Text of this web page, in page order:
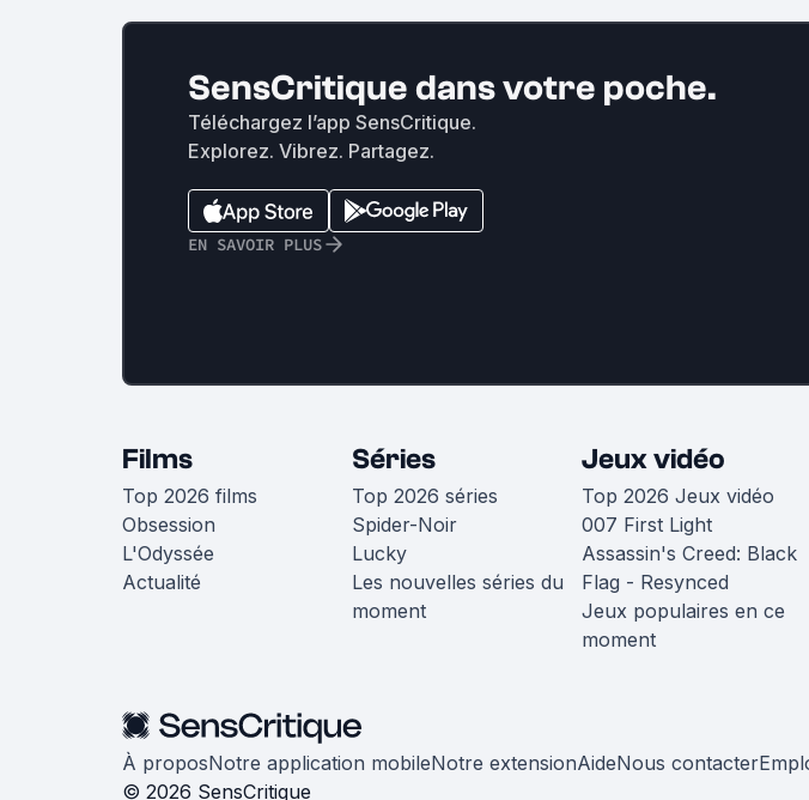
SensCritique dans votre poche.
Téléchargez l’app SensCritique.
Explorez. Vibrez. Partagez.
EN SAVOIR PLUS
Films
Top 2026 films
Obsession
L'Odyssée
Actualité
Séries
Top 2026 séries
Spider-Noir
Lucky
Les nouvelles séries du
moment
Jeux vidéo
Top 2026 Jeux vidéo
007 First Light
Assassin's Creed: Black
Flag - Resynced
Jeux populaires en ce
moment
À proposNotre application mobileNotre extensionAideNous contacter
© 2026 SensCritique